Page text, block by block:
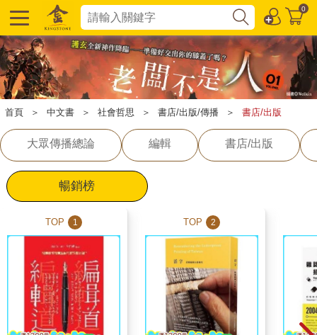
0
首頁 ＞ 中文書 ＞ 社會哲思 ＞ 書店/出版/傳播 ＞ 書店/出版
大眾傳播總論 編輯 書店/出版
暢銷榜
TOP 1 TOP 2